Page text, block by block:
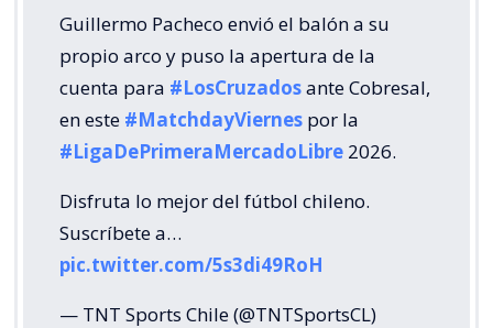
Guillermo Pacheco envió el balón a su
propio arco y puso la apertura de la
cuenta para #LosCruzadosante Cobresal,
en este #MatchdayViernes por la
#LigaDePrimeraMercadoLibre 2026.
Disfruta lo mejor del fútbol chileno.
Suscríbete a…
pic.twitter.com/5s3di49RoH
— TNT Sports Chile (@TNTSportsCL)